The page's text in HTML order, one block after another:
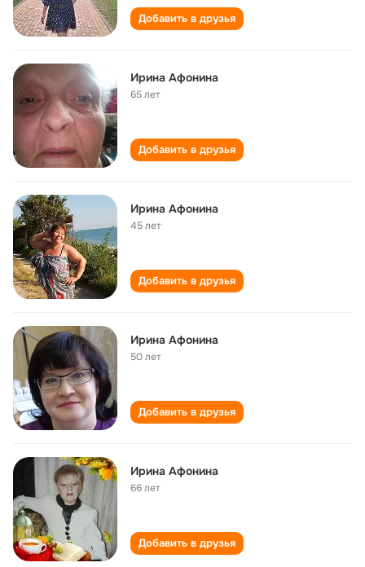
Добавить в друзья
Ирина Афонина
65 лет
Добавить в друзья
Ирина Афонина
45 лет
Добавить в друзья
Ирина Афонина
50 лет
Добавить в друзья
Ирина Афонина
66 лет
Добавить в друзья